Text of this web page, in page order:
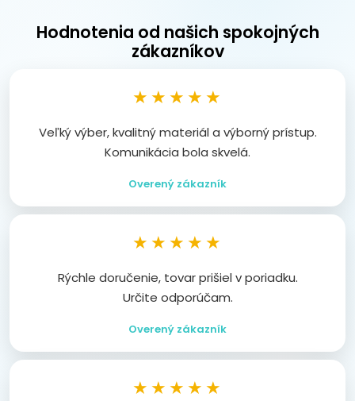
Hodnotenia od našich spokojných
zákazníkov
★★★★★
Veľký výber, kvalitný materiál a výborný prístup.
Komunikácia bola skvelá.
Overený zákazník
★★★★★
Rýchle doručenie, tovar prišiel v poriadku.
Určite odporúčam.
Overený zákazník
★★★★★